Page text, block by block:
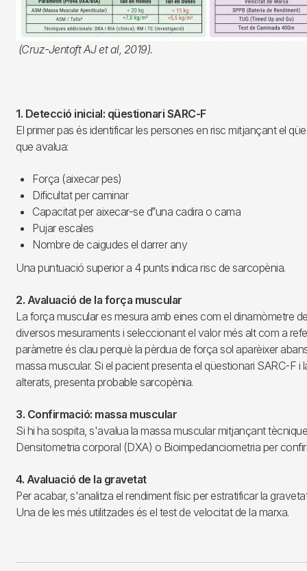
(Cruz-Jentoft AJ et al, 2019).
1. Detecció inicial: qüestionari SARC-F
El primer pas és identificar les persones en risc mitjançant el
que avalua:
Força (aixecar pes)
Dificultat per caminar
Capacitat per aixecar-se d‟una cadira o cama
Pujar escales
Nombre de caigudes el darrer any
Una puntuació superior a 4 punts indica risc de sarcopènia.
2. Avaluació de la força muscular
La força muscular es mesura amb eines com el dinamòmetre
diversos mesuraments i seleccionant el valor més alt com a
paràmetre és clau perquè la pèrdua de força sol aparèixer
massa muscular. Si el pacient presenta el qüestionari SARC-F i
alterats, presenta probable sarcopènia.
3. Confirmació: massa muscular
Si hi ha sospita, s'avalua la massa muscular mitjançant
Densitometria corporal (DXA) o Bioimpedanciometria per
4. Avaluació de la gravetat
Per acabar, s'analitza el rendiment físic per estratificar la
Una de les més utilitzades és el test de velocitat de la marxa.